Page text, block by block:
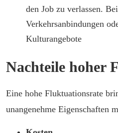
den Job zu verlassen.
Verkehrsanbindungen
Kulturangebote
Nachteile hoher
Eine hohe Fluktuationsrate
unangenehme Eigenschaften